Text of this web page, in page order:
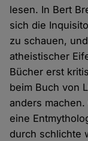
lesen. In Bert
sich die
zu schauen,
atheistischer
Bücher erst
beim Buch von
anders
eine
durch schlichte